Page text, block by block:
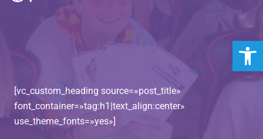
[vc_custom_heading source=»post_title»
font_container=»tag:h1|text_align:center»
use_theme_fonts=»yes»]
Abrir